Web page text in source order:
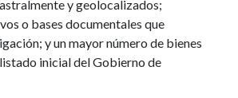
y geolocalizados;
o bases documentales que
y un mayor número de bienes
inicial del Gobierno de